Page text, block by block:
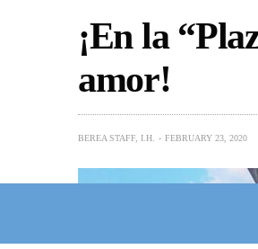
¡En la
amor!
BEREA STAFF, I.H. FEBRUARY 23, 2020